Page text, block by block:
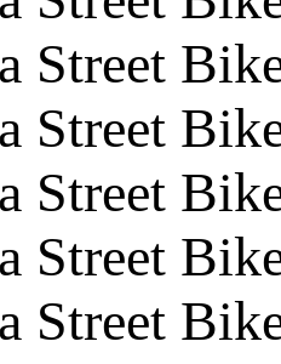
Street
Street
Street
Street
Street